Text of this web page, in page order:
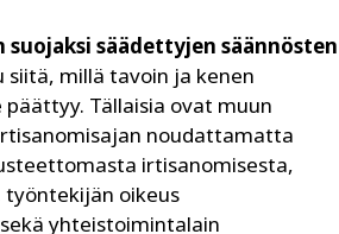
säädettyjen säännösten
siitä, millä tavoin ja kenen
Tällaisia ovat muun
noudattamatta
irtisanomisesta,
oikeus
yhteistoimintalain